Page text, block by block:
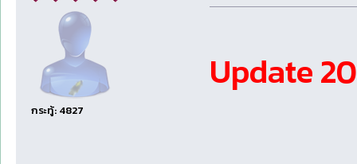
กระทู้: 4827
Update